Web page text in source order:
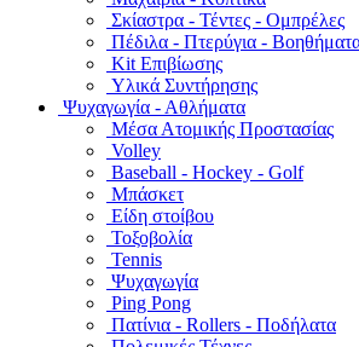
Σκίαστρα - Τέντες - Ομπρέλες
Πέδιλα - Πτερύγια -
Kit Επιβίωσης
Υλικά Συντήρησης
Ψυχαγωγία - Αθλήματα
Μέσα Ατομικής Προστασίας
Volley
Baseball - Hockey - Golf
Μπάσκετ
Είδη στοίβου
Τοξοβολία
Tennis
Ψυχαγωγία
Ping Pong
Πατίνια - Rollers - Ποδήλατα